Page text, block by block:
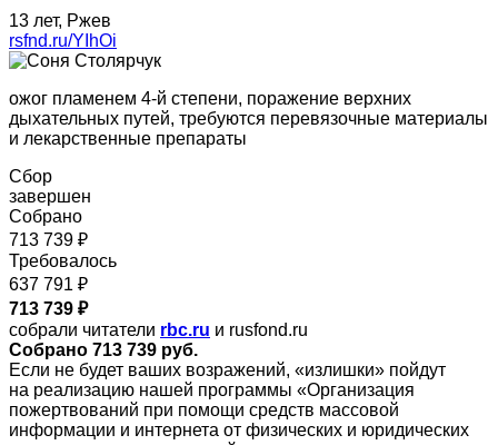
13 лет, Ржев
rsfnd.ru/YIhOi
ожог пламенем 4-й степени, поражение верхних
дыхательных путей, требуются перевязочные материалы
и лекарственные препараты
Сбор
завершен
Собрано
713 739 ₽
Требовалось
637 791 ₽
713 739 ₽
собрали читатели rbc.ru и rusfond.ru
Собрано 713 739 руб.
Если не будет ваших возражений, «излишки» пойдут
на реализацию нашей программы «Организация
пожертвований при помощи средств массовой
информации и интернета от физических и юридических